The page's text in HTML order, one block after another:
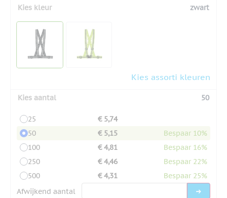
Kies kleur zwart
Kies assorti kleuren
Kies aantal 50
25
€ 5,74
50
€ 5,15
Bespaar 10%
100
€ 4,81
Bespaar 16%
250
€ 4,46
Bespaar 22%
500
€ 4,31
Bespaar 25%
Afwijkend aantal